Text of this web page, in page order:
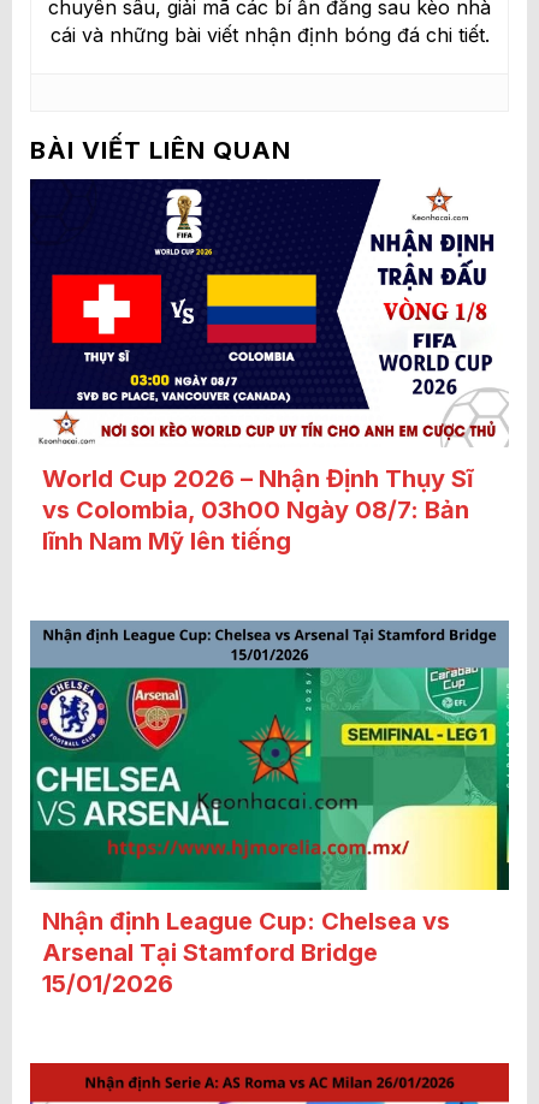
chuyên sâu, giải mã các bí ẩn đẳng sau kèo nhà
cái và những bài viết nhận định bóng đá chi tiết.
BÀI VIẾT LIÊN QUAN
World Cup 2026 – Nhận Định Thụy Sĩ
vs Colombia, 03h00 Ngày 08/7: Bản
lĩnh Nam Mỹ lên tiếng
Nhận định League Cup: Chelsea vs
Arsenal Tại Stamford Bridge
15/01/2026